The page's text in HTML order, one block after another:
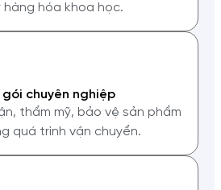
hàng hóa khoa học.
chuyên nghiệp
thẩm mỹ, bảo vệ sản phẩm
quá trình vận chuyển.